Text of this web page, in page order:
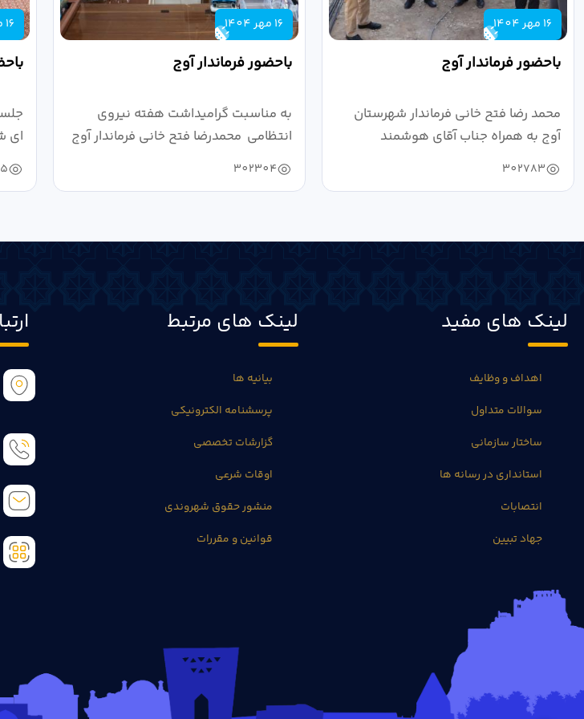
16 مهر 1404
باحضور فرماندار آوج
محمد رضا فتح خانی فرماندار شهرستان
آوج به همراه جناب آقای هوشمند
مدیرکل فرهنگ...
302783
16 مهر 1404
باحضور فرماندار آوج
به مناسبت گرامیداشت هفته نیروی
انتظامی محمدرضا فتح خانی فرماندار آوج
به...
302304
16 مهر 1404
ای
لینک های مفید
اهداف و وظایف
سوالات متداول
ساختار سازمانی
استانداری در رسانه ها
انتصابات
جهاد تبیین
لینک های مرتبط
بیانیه ها
پرسشنامه الکترونیکی
گزارشات تخصصی
اوقات شرعی
منشور حقوق شهروندی
قوانین و مقررات